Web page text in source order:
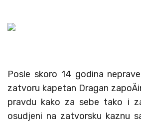
Posle skoro 14 godina
zatvoru kapetan Dragan
pravdu kako za sebe tako i
osudjeni na zatvorsku kaznu